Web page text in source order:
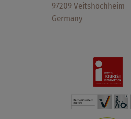
97209 Veitshöchheim
Germany